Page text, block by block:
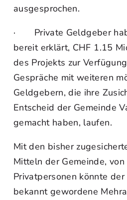
ausgesprochen.
· Private Geldgeber
bereit erklärt, CHF 1.15
des Projekts zur
Gespräche mit weiteren
Geldgebern, die ihre
Entscheid der Gemeinde
gemacht haben, laufen.
Mit den bisher
Mitteln der Gemeinde,
Privatpersonen könnte
bekannt gewordene